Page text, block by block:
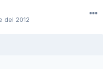
del 2012